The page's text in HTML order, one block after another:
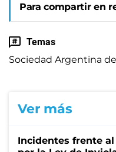
Para compartir en
Temas
Sociedad Argentina
Ver más
Incidentes frente